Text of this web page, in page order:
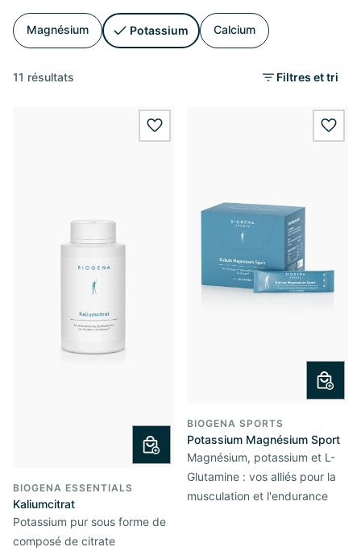
Magnésium Potassium Calcium
11 résultats Filtres et tri
wishlist.add
BIOGENA ESSENTIALS
Kaliumcitrat
Potassium pur sous forme de
composé de citrate
BIOGENA SPORTS
Potassium Magnésium Sport
Magnésium, potassium et L-
Glutamine : vos alliés pour la
musculation et l'endurance